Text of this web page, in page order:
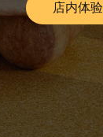
店内体验
Link